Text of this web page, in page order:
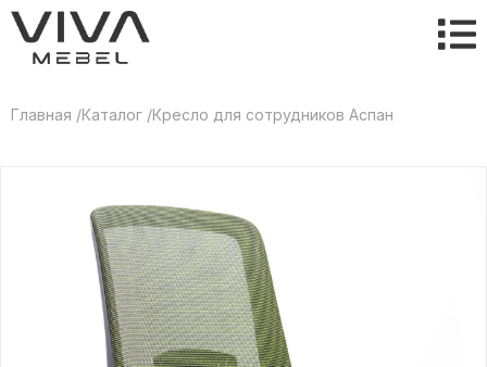
Главная /Каталог /Кресло для сотрудников Аспан